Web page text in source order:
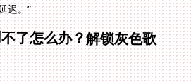
迟。”
了怎么办？解锁灰色歌